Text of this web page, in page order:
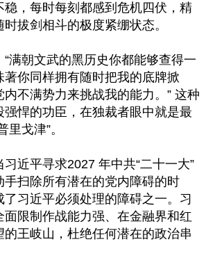
稳，每时每刻都感到危机四伏，精
拔剑相斗的极度紧绷状态。
满朝文武的黑历史你都能够查得一
著你同样拥有随时把我的底牌掀
不满势力来挑战我的能力。” 这种
强悍的功臣，在独裁者眼中就是最
里戈津”。
近平寻求2027 年中共“二十一大”
手扫除所有潜在的党内障碍的时
习近平必须处理的障碍之一。习
面限制作战能力强、在金融界和红
的王岐山，杜绝任何潜在的政治串